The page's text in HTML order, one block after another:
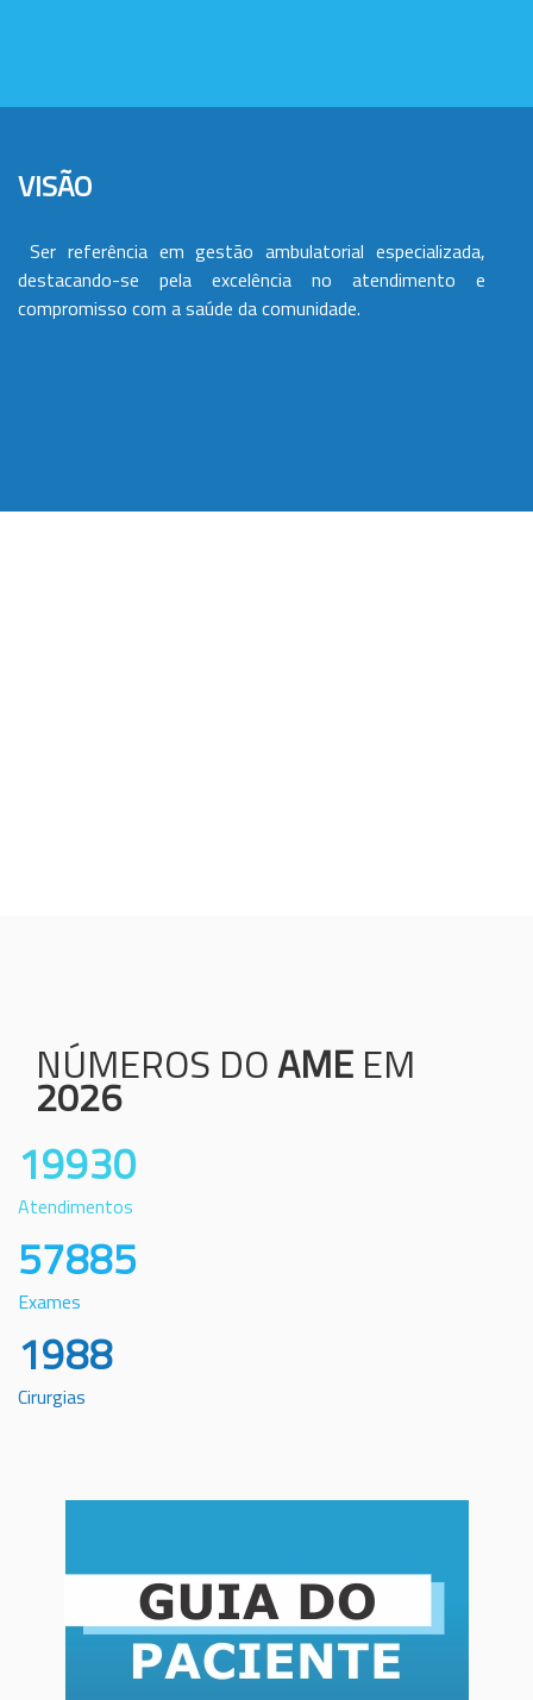
VISÃO
Ser referência em gestão ambulatorial especializada,
destacando-se pela excelência no atendimento e
compromisso com a saúde da comunidade.
NÚMEROS DOAME EM
2026
19930
Atendimentos
57885
Exames
1988
Cirurgias